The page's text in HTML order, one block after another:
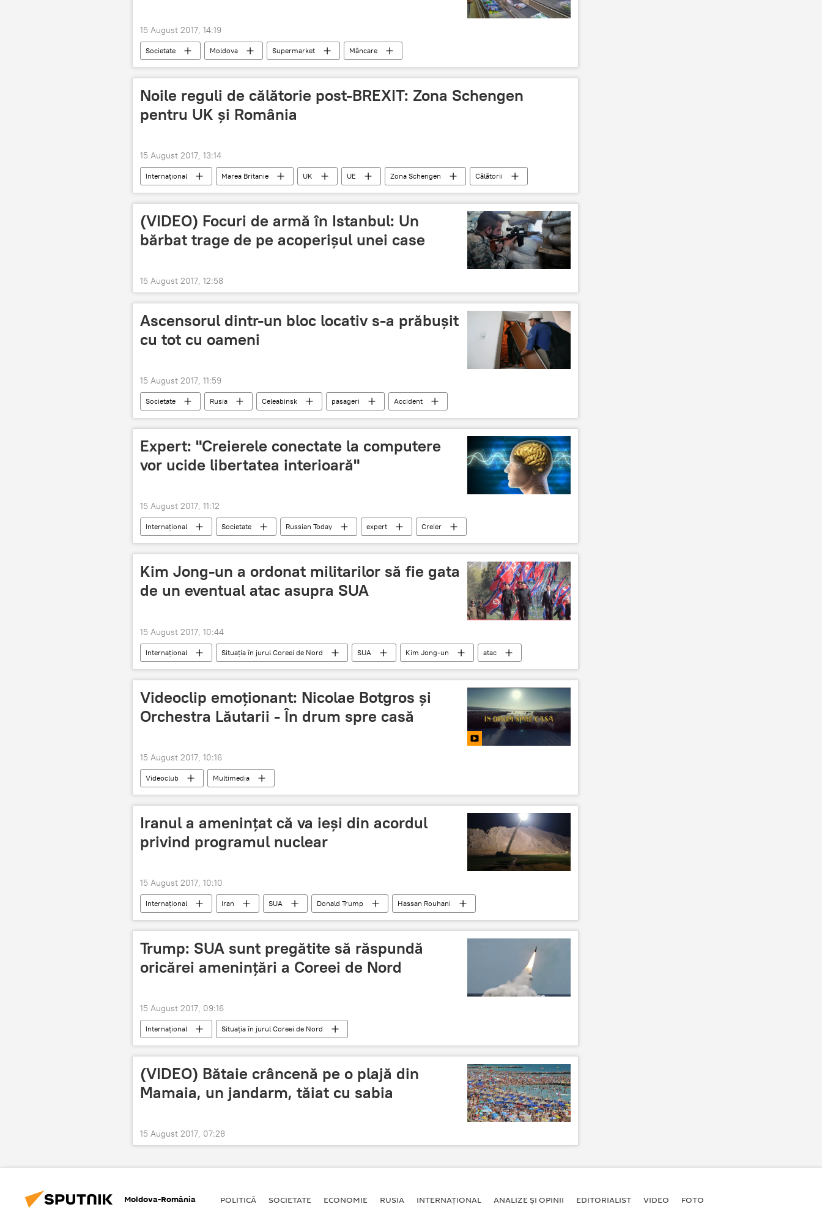
15 August 2017, 14:19
Societate Moldova Supermarket Mâncare
Noile reguli de călătorie post-BREXIT: Zona Schengen
pentru UK și România
15 August 2017, 13:14
Internaţional Marea Britanie UK UE Zona Schengen
Călătorii
Brexit. Marea Britanie a ieșit din UE
România Brexit
(VIDEO) Focuri de armă în Istanbul: Un
bărbat trage de pe acoperișul unei case
15 August 2017, 12:58
Ascensorul dintr-un bloc locativ s-a prăbușit
cu tot cu oameni
15 August 2017, 11:59
Societate Rusia Celeabinsk pasageri Accident
Expert: "Creierele conectate la computere
vor ucide libertatea interioară"
15 August 2017, 11:12
Internaţional Societate Russian Today expert Creier
Kim Jong-un a ordonat militarilor să fie gata
de un eventual atac asupra SUA
15 August 2017, 10:44
Internaţional Situația în jurul Coreei de Nord SUA Kim Jong-un
atac
militari
Videoclip emoționant: Nicolae Botgros și
Orchestra Lăutarii - În drum spre casă
15 August 2017, 10:16
Videoclub Multimedia
Iranul a amenințat că va ieși din acordul
privind programul nuclear
15 August 2017, 10:10
Internaţional Iran SUA Donald Trump
Hassan Rouhani
Sancțiuni
Programul nuclear
Trump: SUA sunt pregătite să răspundă
oricărei amenințări a Coreei de Nord
15 August 2017, 09:16
Internaţional Situația în jurul Coreei de Nord
(VIDEO) Bătaie crâncenă pe o plajă din
Mamaia, un jandarm, tăiat cu sabia
15 August 2017, 07:28
Moldova-România POLITICĂ SOCIETATE ECONOMIE RUSIA INTERNAŢIONAL ANALIZE ȘI OPINII EDITORIALIST VIDEO FOTO